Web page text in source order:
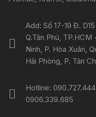
Add: Số 17-19 Đ.
Q.Tân Phú,
Ninh, P. Hòa Xuân,
Hải Phòng, P. Tân
Hotline:
0906.339.685